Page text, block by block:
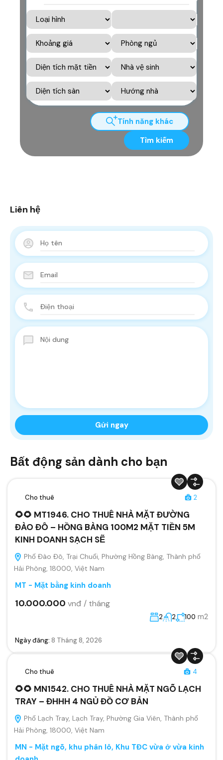
Tính năng khác
Tìm kiếm
Liên hệ
Bất động sản dành cho bạn
Cho thuê 2
🌻🌻 MT1946. CHO THUÊ NHÀ MẶT ĐƯỜNG
ĐÀO ĐÔ – HỒNG BÀNG 100M2 MẶT TIỀN 5M
KINH DOANH SẠCH SẼ
Phố Đào Đô, Trại Chuối, Phường Hồng Bàng, Thành phố
Hải Phòng, 18000, Việt Nam
MT - Mặt bằng kinh doanh
10.000.000 vnđ / tháng
2 2 100 m2
Ngày đăng: 8 Tháng 8, 2026
Cho thuê 4
🌻🌻 MN1542. CHO THUÊ NHÀ MẶT NGÕ LẠCH
TRAY – ĐHHH 4 NGỦ ĐỒ CƠ BẢN
Phố Lạch Tray, Lạch Tray, Phường Gia Viên, Thành phố
Hải Phòng, 18000, Việt Nam
MN - Mặt ngõ, khu phân lô, Khu TĐC vừa ở vừa kinh